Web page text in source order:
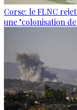
Corse: le FLNC
une "colonisation